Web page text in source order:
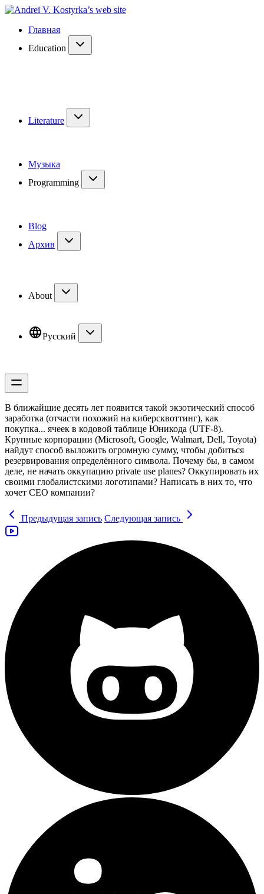
Главная
Education
Literature
Музыка
Programming
Blog
Архив
About
Русский
В ближайшие десять лет появится такой экзотический способ
заработка (отчасти похожий на киберсквоттинг), как
покупка... ячеек в кодовой таблице Юникода (UTF-8).
Крупные корпорации (Microsoft, Google, Walmart, Dell, Toyota)
найдут способ выложить огромную сумму, чтобы добиться
резервирования определённого символа. Почему бы, в самом
деле, не начать оккупацию private use planes? Оккупировать их
своими глобалистскими логотипами? Написать в них то, что
хочет CEO компании?
Предыдущая запись Следующая запись